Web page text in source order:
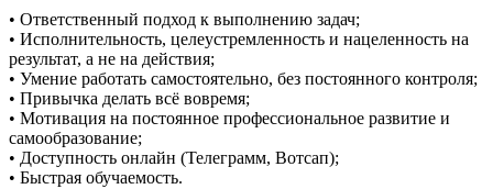
• Ответственный подход к выполнению задач;
• Исполнительность, целеустремленность и нацеленность на
результат, а не на действия;
• Умение работать самостоятельно, без постоянного контроля;
• Привычка делать всё вовремя;
• Мотивация на постоянное профессиональное развитие и
самообразование;
• Доступность онлайн (Телеграмм, Вотсап);
• Быстрая обучаемость.